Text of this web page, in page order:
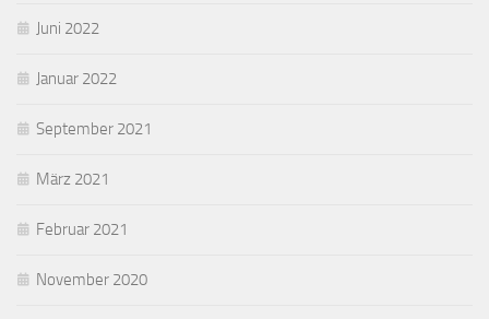
Juni 2022
Januar 2022
September 2021
März 2021
Februar 2021
November 2020